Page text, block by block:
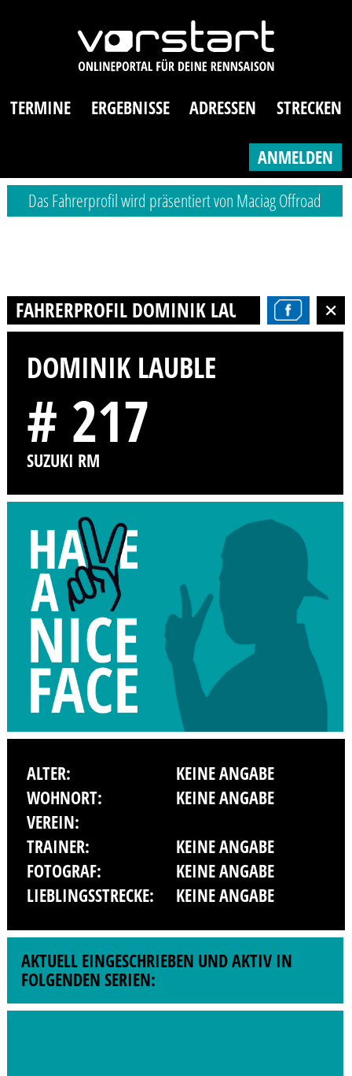
TERMINE ERGEBNISSE ADRESSEN STRECKEN
ANMELDEN
Das Fahrerprofil wird präsentiert von Maciag Offroad
FAHRERPROFIL DOMINIK LAUBLE
DOMINIK LAUBLE
# 217
SUZUKI RM
ALTER:
KEINE ANGABE
WOHNORT:
KEINE ANGABE
VEREIN:
TRAINER:
KEINE ANGABE
FOTOGRAF:
KEINE ANGABE
LIEBLINGSSTRECKE:
KEINE ANGABE
AKTUELL EINGESCHRIEBEN UND AKTIV IN
FOLGENDEN SERIEN: